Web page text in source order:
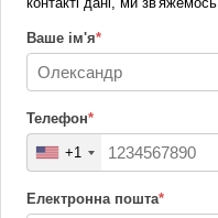
Ваше ім'я*
Телефон*
+1
Електронна пошта*